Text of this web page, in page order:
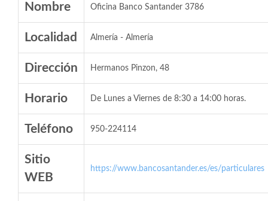
Nombre Oficina Banco Santander 3786
Localidad Almería - Almería
Dirección Hermanos Pinzon, 48
Horario De Lunes a Viernes de 8:30 a 14:00 horas.
Teléfono 950-224114
Sitio
WEB
https://www.bancosantander.es/es/particulares